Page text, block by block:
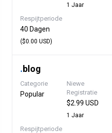
1 Jaar
Respijtperiode
40 Dagen
($0.00 USD)
.blog
Categorie
Popular
Niewe
Registratie
$2.99 USD
1 Jaar
Respijtperiode